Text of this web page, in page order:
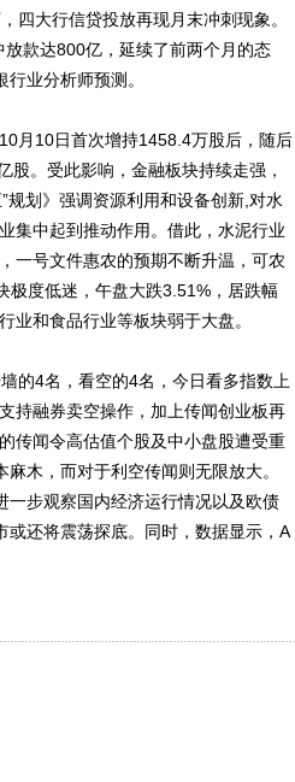
四大行信贷投放再现月末冲刺现象。
款达800亿，延续了前两个月的态
业分析师预测。
月10日首次增持1458.4万股后，随后
。受此影响，金融板块持续走强，
规划》强调资源利用和设备创新,对水
集中起到推动作用。借此，水泥行业
一号文件惠农的预期不断升温，可农
极度低迷，午盘大跌3.51%，居跌幅
业和食品行业等板块弱于大盘。
4名，看空的4名，今日看多指数上
持融券卖空操作，加上传闻创业板再
传闻令高估值个股及中小盘股遭受重
木，而对于利空传闻则无限放大。
一步观察国内经济运行情况以及欧债
还将震荡探底。同时，数据显示，A